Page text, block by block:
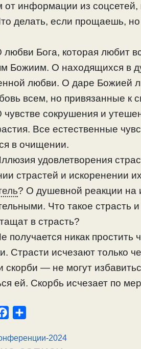
от информации из соцсетей,
делать, если прощаешь,
любви Бога, которая любит
Божиим. О находящихся в
любви. О даре Божией
всем, но привязанные к
сокрушения и
Все естественные
в очищении.
удовлетворения
страстей и искоренении
? О душевной реакции на
Что такое страсть
в страсть?
получается никак
Страсти исчезают только
скорби — не могут
ей. Скорбь исчезает по
c
п
2024